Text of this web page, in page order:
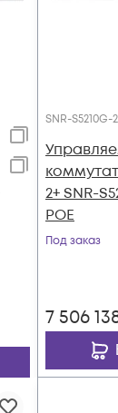
SNR-S5210G-
2+ SNR-
POE
Под заказ
7 506